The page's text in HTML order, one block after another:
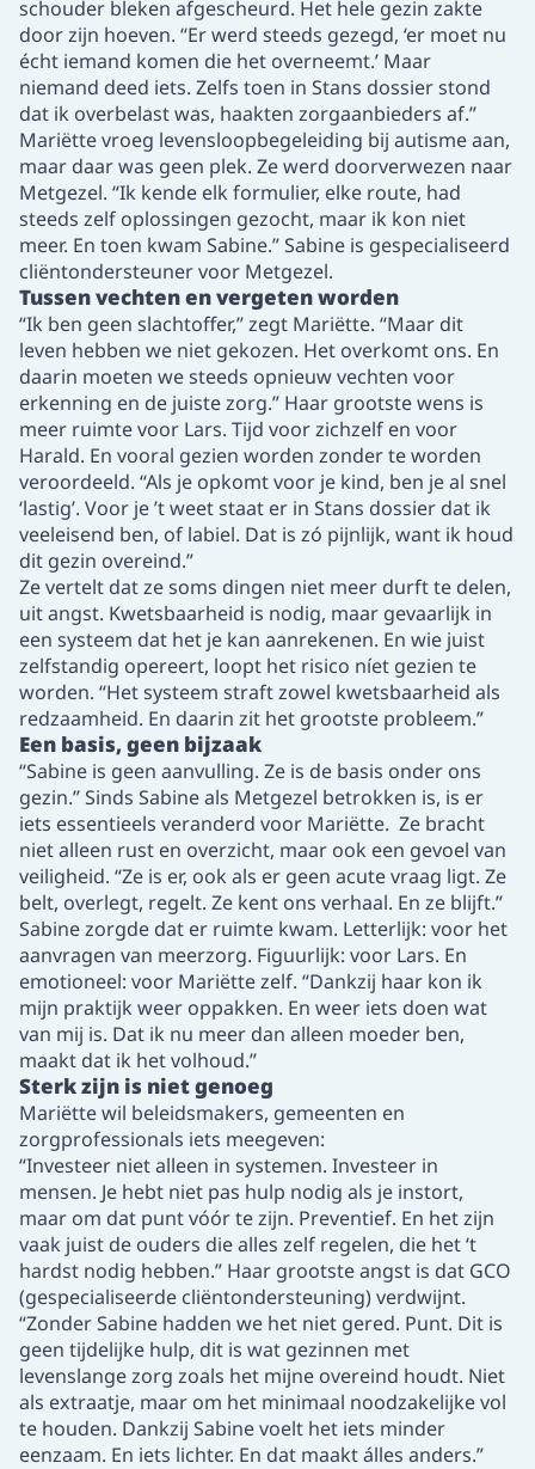
schouder bleken afgescheurd. Het hele gezin zakte
door zijn hoeven. “Er werd steeds gezegd, ‘er moet nu
écht iemand komen die het overneemt.’ Maar
niemand deed iets. Zelfs toen in Stans dossier stond
dat ik overbelast was, haakten zorgaanbieders af.”
Mariëtte vroeg levensloopbegeleiding bij autisme aan,
maar daar was geen plek. Ze werd doorverwezen naar
Metgezel. “Ik kende elk formulier, elke route, had
steeds zelf oplossingen gezocht, maar ik kon niet
meer. En toen kwam Sabine.” Sabine is gespecialiseerd
cliëntondersteuner voor Metgezel.
Tussen vechten en vergeten worden
“Ik ben geen slachtoffer,” zegt Mariëtte. “Maar dit
leven hebben we niet gekozen. Het overkomt ons. En
daarin moeten we steeds opnieuw vechten voor
erkenning en de juiste zorg.” Haar grootste wens is
meer ruimte voor Lars. Tijd voor zichzelf en voor
Harald. En vooral gezien worden zonder te worden
veroordeeld. “Als je opkomt voor je kind, ben je al snel
‘lastig’. Voor je ’t weet staat er in Stans dossier dat ik
veeleisend ben, of labiel. Dat is zó pijnlijk, want ik houd
dit gezin overeind.”
Ze vertelt dat ze soms dingen niet meer durft te delen,
uit angst. Kwetsbaarheid is nodig, maar gevaarlijk in
een systeem dat het je kan aanrekenen. En wie juist
zelfstandig opereert, loopt het risico níet gezien te
worden. “Het systeem straft zowel kwetsbaarheid als
redzaamheid. En daarin zit het grootste probleem.”
Een basis, geen bijzaak
“Sabine is geen aanvulling. Ze is de basis onder ons
gezin.” Sinds Sabine als Metgezel betrokken is, is er
iets essentieels veranderd voor Mariëtte. Ze bracht
niet alleen rust en overzicht, maar ook een gevoel van
veiligheid. “Ze is er, ook als er geen acute vraag ligt. Ze
belt, overlegt, regelt. Ze kent ons verhaal. En ze blijft.”
Sabine zorgde dat er ruimte kwam. Letterlijk: voor het
aanvragen van meerzorg. Figuurlijk: voor Lars. En
emotioneel: voor Mariëtte zelf. “Dankzij haar kon ik
mijn praktijk weer oppakken. En weer iets doen wat
van mij is. Dat ik nu meer dan alleen moeder ben,
maakt dat ik het volhoud.”
Sterk zijn is niet genoeg
Mariëtte wil beleidsmakers, gemeenten en
zorgprofessionals iets meegeven:
“Investeer niet alleen in systemen. Investeer in
mensen. Je hebt niet pas hulp nodig als je instort,
maar om dat punt vóór te zijn. Preventief. En het zijn
vaak juist de ouders die alles zelf regelen, die het ‘t
hardst nodig hebben.” Haar grootste angst is dat GCO
(gespecialiseerde cliëntondersteuning) verdwijnt.
“Zonder Sabine hadden we het niet gered. Punt. Dit is
geen tijdelijke hulp, dit is wat gezinnen met
levenslange zorg zoals het mijne overeind houdt. Niet
als extraatje, maar om het minimaal noodzakelijke vol
te houden. Dankzij Sabine voelt het iets minder
eenzaam. En iets lichter. En dat maakt álles anders.”